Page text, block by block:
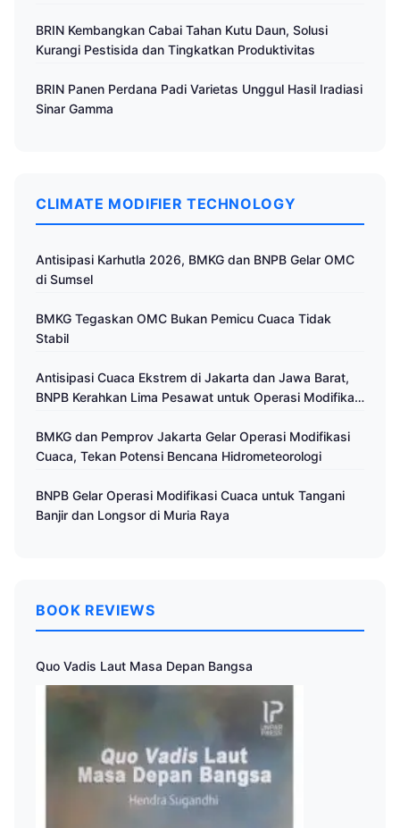
BRIN Kembangkan Cabai Tahan Kutu Daun, Solusi
Kurangi Pestisida dan Tingkatkan Produktivitas
BRIN Panen Perdana Padi Varietas Unggul Hasil Iradiasi
Sinar Gamma
CLIMATE MODIFIER TECHNOLOGY
Antisipasi Karhutla 2026, BMKG dan BNPB Gelar OMC
di Sumsel
BMKG Tegaskan OMC Bukan Pemicu Cuaca Tidak
Stabil
Antisipasi Cuaca Ekstrem di Jakarta dan Jawa Barat,
BNPB Kerahkan Lima Pesawat untuk Operasi Modifikasi
BMKG dan Pemprov Jakarta Gelar Operasi Modifikasi
Cuaca, Tekan Potensi Bencana Hidrometeorologi
BNPB Gelar Operasi Modifikasi Cuaca untuk Tangani
Banjir dan Longsor di Muria Raya
BOOK REVIEWS
Quo Vadis Laut Masa Depan Bangsa